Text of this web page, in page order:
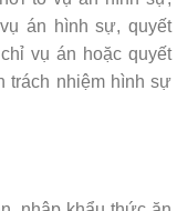
án hình sự, quyết
vụ án hoặc quyết
trách nhiệm hình sự